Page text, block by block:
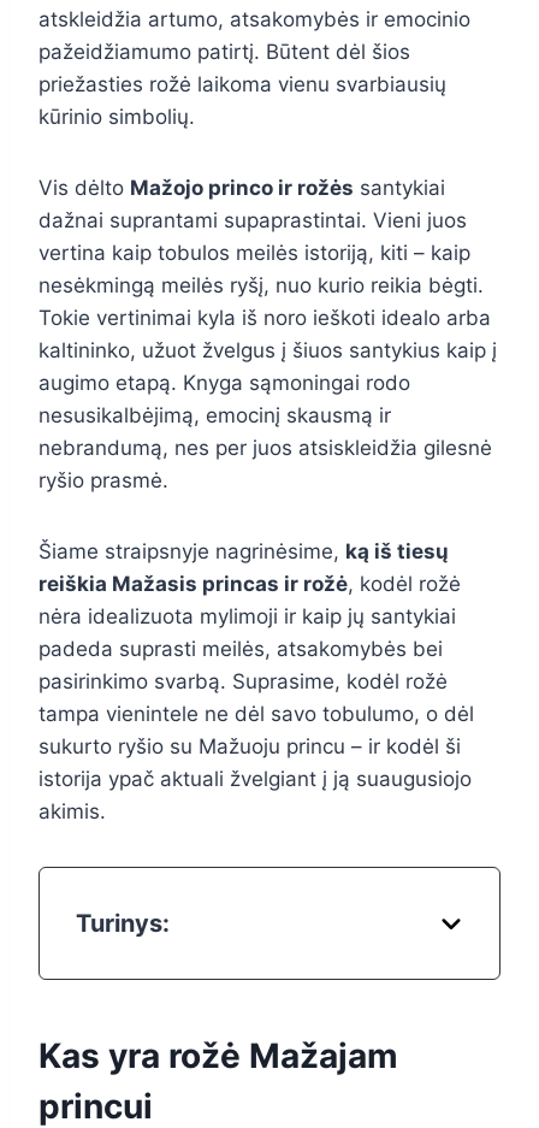
atskleidžia artumo, atsakomybės ir emocinio
pažeidžiamumo patirtį. Būtent dėl šios
priežasties rožė laikoma vienu svarbiausių
kūrinio simbolių.
Vis dėlto Mažojo princo ir rožės santykiai
dažnai suprantami supaprastintai. Vieni juos
vertina kaip tobulos meilės istoriją, kiti – kaip
nesėkmingą meilės ryšį, nuo kurio reikia bėgti.
Tokie vertinimai kyla iš noro ieškoti idealo arba
kaltininko, užuot žvelgus į šiuos santykius kaip į
augimo etapą. Knyga sąmoningai rodo
nesusikalbėjimą, emocinį skausmą ir
nebrandumą, nes per juos atsiskleidžia gilesnė
ryšio prasmė.
Šiame straipsnyje nagrinėsime, ką iš tiesų
reiškia Mažasis princas ir rožė, kodėl rožė
nėra idealizuota mylimoji ir kaip jų santykiai
padeda suprasti meilės, atsakomybės bei
pasirinkimo svarbą. Suprasime, kodėl rožė
tampa vienintele ne dėl savo tobulumo, o dėl
sukurto ryšio su Mažuoju princu – ir kodėl ši
istorija ypač aktuali žvelgiant į ją suaugusiojo
akimis.
Turinys:
Kas yra rožė Mažajam
princui